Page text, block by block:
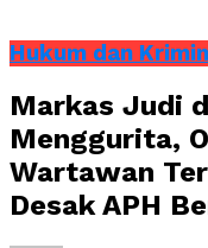
Hukum dan
Markas Judi
Menggurita,
Wartawan
Desak APH